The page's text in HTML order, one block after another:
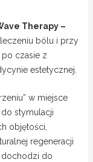
Therapy –
bólu i przy
czasie z
estetycznej.
w miejsce
stymulacji
objętości,
regeneracji
dochodzi do